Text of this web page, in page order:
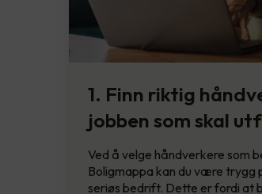
1. Finn riktig
jobben som skal
Ved å velge håndverkere som
Boligmappa kan du være trygg
seriøs bedrift. Dette er fordi at